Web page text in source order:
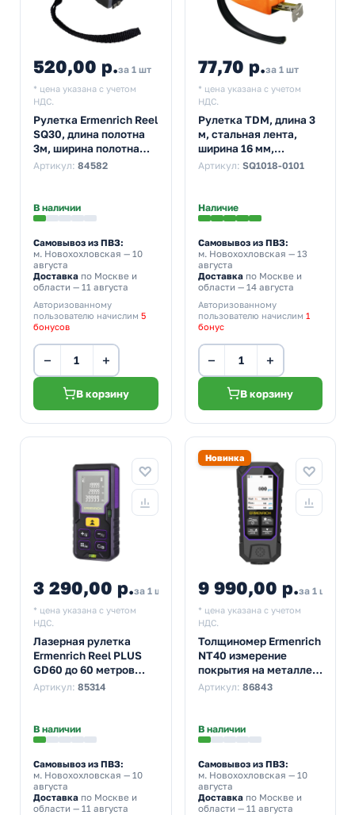
520,00 р.за 1 шт
* цена указана с учетом
НДС.
Рулетка Ermenrich Reel
SQ30, длина полотна
3м, ширина полотна
16мм, фиолетовый
Артикул: 84582
В наличии
Самовывоз из ПВЗ:
м. Новохохловская — 10
августа
Доставка по Москве и
области — 11 августа
Авторизованному
пользователю начислим 5
бонусов
− +
В корзину
77,70 р.за 1 шт
* цена указана с учетом
НДС.
Рулетка TDM, длина 3
м, стальная лента,
ширина 16 мм,
пластиковый корпус,
Артикул: SQ1018-0101
Наличие
Самовывоз из ПВЗ:
м. Новохохловская — 13
августа
Доставкапо Москве и
области — 14 августа
Авторизованному
пользователю начислим 1
бонус
− +
В корзину
3 290,00 р.за 1 шт
* цена указана с учетом
НДС.
Лазерная рулетка
Ermenrich Reel PLUS
GD60 до 60 метров
фиолетовый
Артикул: 85314
В наличии
Самовывоз из ПВЗ:
м. Новохохловская — 10
августа
Доставка по Москве и
области — 11 августа
Новинка
9 990,00 р.за 1 шт
* цена указана с учетом
НДС.
Толщиномер Ermenrich
NT40 измерение
покрытия на металле,
диапазон 0–2999 мкм
Артикул: 86843
В наличии
Самовывоз из ПВЗ:
м. Новохохловская — 10
августа
Доставкапо Москве и
области — 11 августа